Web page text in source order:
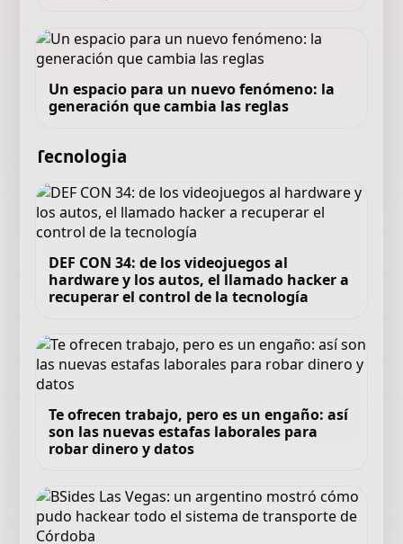
Un espacio para un nuevo fenómeno: la
generación que cambia las reglas
Tecnologia
DEF CON 34: de los videojuegos al
hardware y los autos, el llamado hacker a
recuperar el control de la tecnología
Te ofrecen trabajo, pero es un engaño: así
son las nuevas estafas laborales para
robar dinero y datos